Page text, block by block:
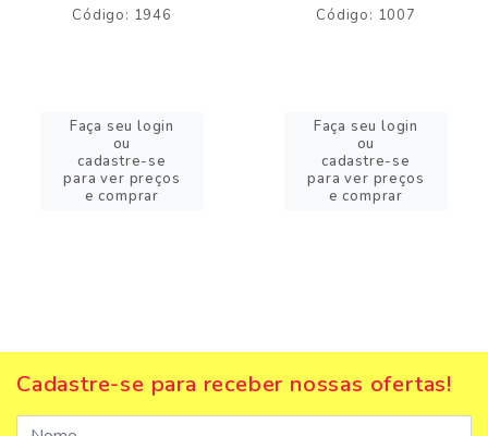
Código: 1946
Faça seu login
ou
cadastre-se
para ver preços
e comprar
Código: 1007
Faça seu login
ou
cadastre-se
para ver preços
e comprar
Cadastre-se para receber nossas ofertas!